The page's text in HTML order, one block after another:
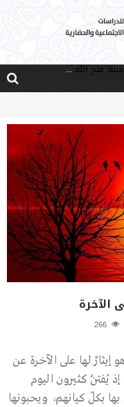
النـزعة التجديدية عند الأستاذ فتح الله كولن
الآخرة
إيثارٌ لها على الآخرة عن
يُفتَنُ كثيرون اليوم
بكلّ كيانهم، ويحبونها